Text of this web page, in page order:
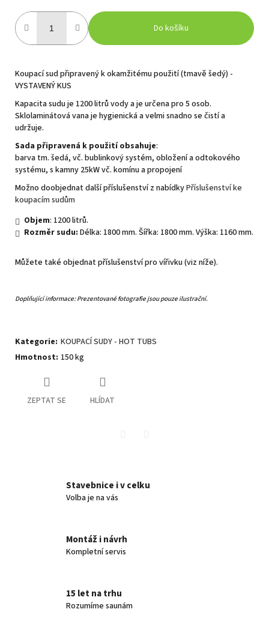
Do košíku
Koupací sud připravený k okamžitému použití (tmavě šedý) -
VYSTAVENÝ KUS
Kapacita sudu je 1200 litrů vody a je určena pro 5 osob.
Sklolaminátová vana je hygienická a velmi snadno se čistí a
udržuje.
Sada připravená k použití obsahuje:
barva tm. šedá, vč. bublinkový systém, obložení a odtokového
systému, s kamny 25kW vč. komínu a propojení
Možno doobjednat další příslušenství z nabídkyPříslušenství ke
koupacím sudům
Objem: 1200 litrů.
Rozměr sudu: Délka: 1800 mm. Šířka: 1800 mm. Výška: 1160 mm.
Můžete také objednat příslušenství pro vířivku (viz níže).
Doplňující informace: Prezentované fotografie jsou pouze ilustrační.
Kategorie: KOUPACÍ SUDY - HOT TUBS
Hmotnost: 150 kg
ZEPTAT SE HLÍDAT
Stavebnice i v celku
Volba je na vás
Montáž i návrh
Kompletní servis
15 let na trhu
Rozumíme saunám